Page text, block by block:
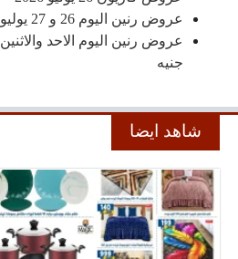
عروض رنين اليوم 26 و 27 يوليو 2026 أدوات منزلية
جنيه
شاهد ايضا